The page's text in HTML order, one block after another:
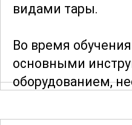
видами тары.
Во время
основными
оборудованием,
работы швейных